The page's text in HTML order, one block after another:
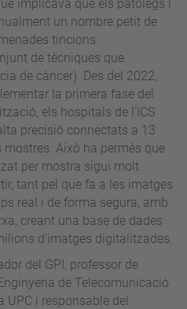
implicava que els patòlegs i
un nombre petit de
tincions
de tècniques que
de càncer). Des del 2022,
la primera fase del
els hospitals de l’ICS
precisió connectats a 13
Això ha permès que
per mostra sigui molt
tant pel que fa a les imatges
real i de forma segura, amb
creant una base de dades
d’imatges digitalitzades.
del GPI, professor de
de Telecomunicació
UPC i responsable del